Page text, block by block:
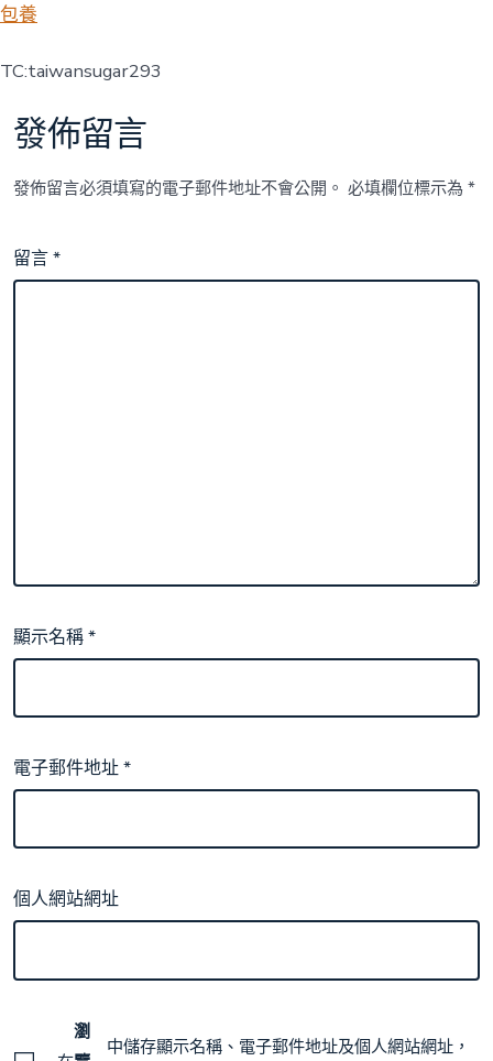
包養
TC:taiwansugar293
發佈留言
發佈留言必須填寫的電子郵件地址不會公開。 必填欄位標示為*
留言*
顯示名稱*
電子郵件地址*
個人網站網址
瀏
中儲存顯示名稱、電子郵件地址及個人網站網址，